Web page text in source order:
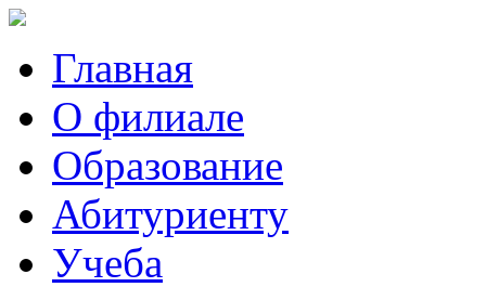
Главная
О филиале
Образование
Абитуриенту
Учеба